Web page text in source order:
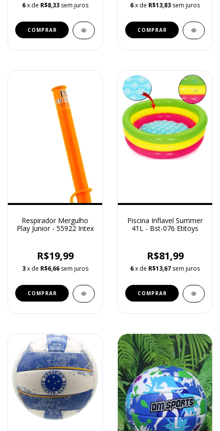
6 x de R$8,33 sem juros 6x de R$13,83 sem juros
Respirador Mergulho
Play Junior - 55922 Intex
R$19,99
3 x de R$6,66 sem juros
Piscina Inflavel Summer
41L - Bst-076 Etitoys
R$81,99
6x de R$13,67 sem juros